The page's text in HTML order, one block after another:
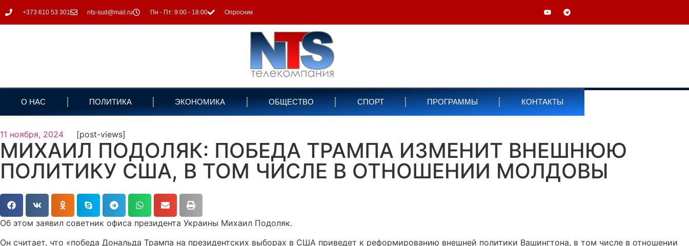
+373 610 53 301 nts-sud@mail.ru Пн - Пт: 9:00 - 18:00 Опросник
О НАС ПОЛИТИКА ЭКОНОМИКА ОБЩЕСТВО СПОРТ ПРОГРАММЫ КОНТАКТЫ
11 ноября, 2024 [post-views]
МИХАИЛ ПОДОЛЯК: ПОБЕДА ТРАМПА ИЗМЕНИТ ВНЕШНЮЮ
ПОЛИТИКУ США, В ТОМ ЧИСЛЕ В ОТНОШЕНИИ МОЛДОВЫ
Об этом заявил советник офиса президента Украины Михаил Подоляк.
Он считает, что «победа Дональда Трампа на президентских выборах в США приведет к реформированию внешней политики Вашингтона, в том числе в отношении